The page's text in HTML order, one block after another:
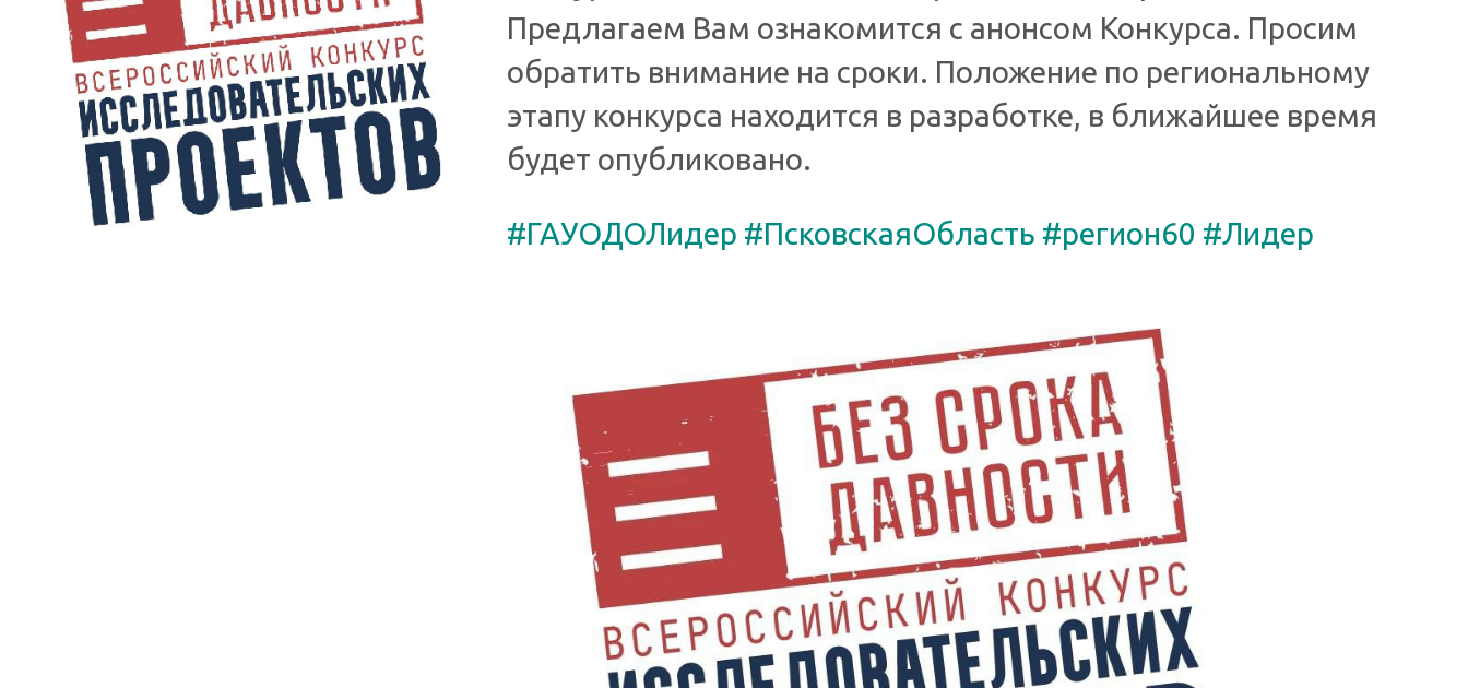
Предлагаем Вам ознакомится с анонсом Конкурса. Просим
обратить внимание на сроки. Положение по региональному
этапу конкурса находится в разработке, в ближайшее время
будет опубликовано.
#ГАУОДОЛидер #ПсковскаяОбласть #регион60 #Лидер